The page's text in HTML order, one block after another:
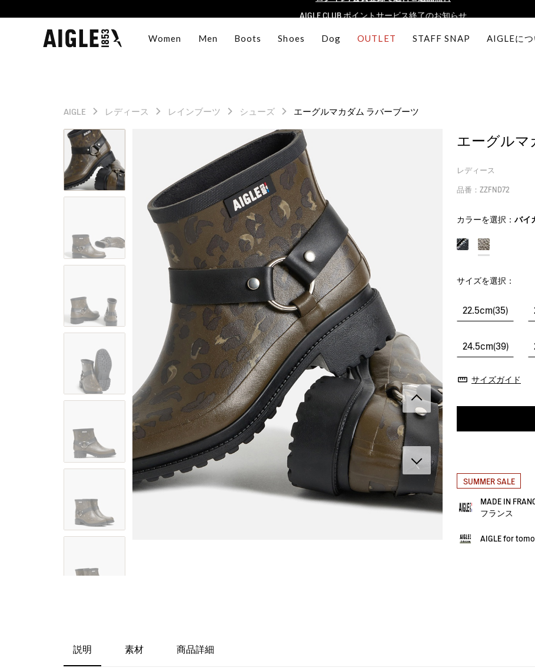
ログイン/会員登録で送料＆返品無料
Women Men Boots Shoes Dog OUTLET STAFF SNAP AIGLEにつ
AIGLE レディース レインブーツ シューズ エーグルマカダム ラバーブーツ
エーグルマ
レディース
品番：ZZFND72
カラーを選択： バイ
サイズを選択：
22.5cm(35)
24.5cm(39)
サイズガイド
SUMMER SALE
MADE IN
フランス
AIGLE for
説明 素材 商品詳細